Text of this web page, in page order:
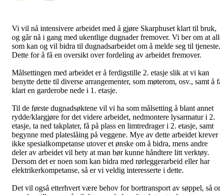
Vi vil nå intensivere arbeidet med å gjøre Skarphuset klart til bruk,
og går nå i gang med ukentlige dugnader fremover. Vi ber om at
som kan og vil bidra til dugnadsarbeidet om å melde seg til tjeneste.
Dette for å få en oversikt over fordeling av arbeidet fremover.
Målsettingen med arbeidet er å ferdigstille 2. etasje slik at vi kan
benytte dette til diverse arrangementer, som møterom, osv., samt å
klart en garderobe nede i 1. etasje.
Til de første dugnadsøktene vil vi ha som målsetting å blant annet
rydde/klargjøre for det videre arbeidet, nedmontere lysarmatur i 2.
etasje, ta ned takplater, få på plass en limtredrager i 2. etasje, samt
begynne med plateslåing på veggene. Mye av dette arbeidet krever
ikke spesialkompetanse utover et ønske om å bidra, mens andre
deler av arbeidet vil bety at man bør kunne håndtere litt verktøy.
Dersom det er noen som kan bidra med rørleggerarbeid eller har
elektrikerkompetanse, så er vi veldig interesserte i dette.
Det vil også etterhvert være behov for borttransport av søppel, så